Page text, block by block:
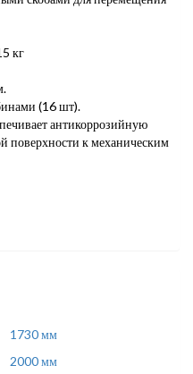
кг
(16 шт).
антикоррозийную
поверхности к механическим
1730 мм
2000 мм